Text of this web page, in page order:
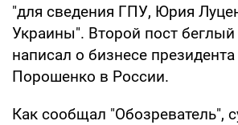
"для сведения ГПУ, Юрия
Украины". Второй пост беглый
написал о бизнесе
Порошенко в России.
Как сообщал "Обозреватель",